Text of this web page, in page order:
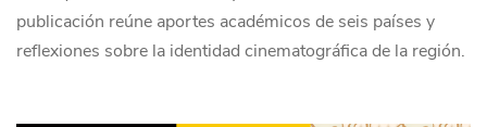
publicación reúne aportes académicos de seis países y
reflexiones sobre la identidad cinematográfica de la región.